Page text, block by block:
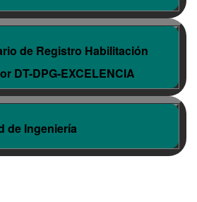
de Registro Habilitación
DT-DPG-EXCELENCIA
de Ingeniería